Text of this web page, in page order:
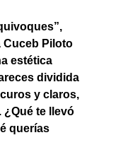
Cuceb Piloto
estética
dividida
y claros,
¿Qué te llevó
querías